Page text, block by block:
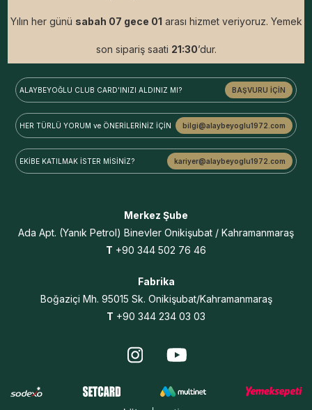
Yılın her günü sabah 07 gece 01 arası hizmet veriyoruz. Yemek
son sipariş saati 21:30’dur.
ALAYBEYOĞLU CLUB CARD'INIZI ALDINIZ MI? BAŞVURU İÇİN
HER TÜRLÜ YORUM ve ÖNERİLERİNİZ İÇİN bilgi@alaybeyoglu1972.com
EKİBE KATILMAK İSTER MİSİNİZ? kariyer@alaybeyoglu1972.com
Merkez Şube
Ada Apt. (Yanık Petrol) Binevler Onikişubat / Kahramanmaraş
T +90 344 502 76 46
Fabrika
Boğaziçi Mh. 95015 Sk. Onikişubat/Kahramanmaraş
T +90 344 234 03 03